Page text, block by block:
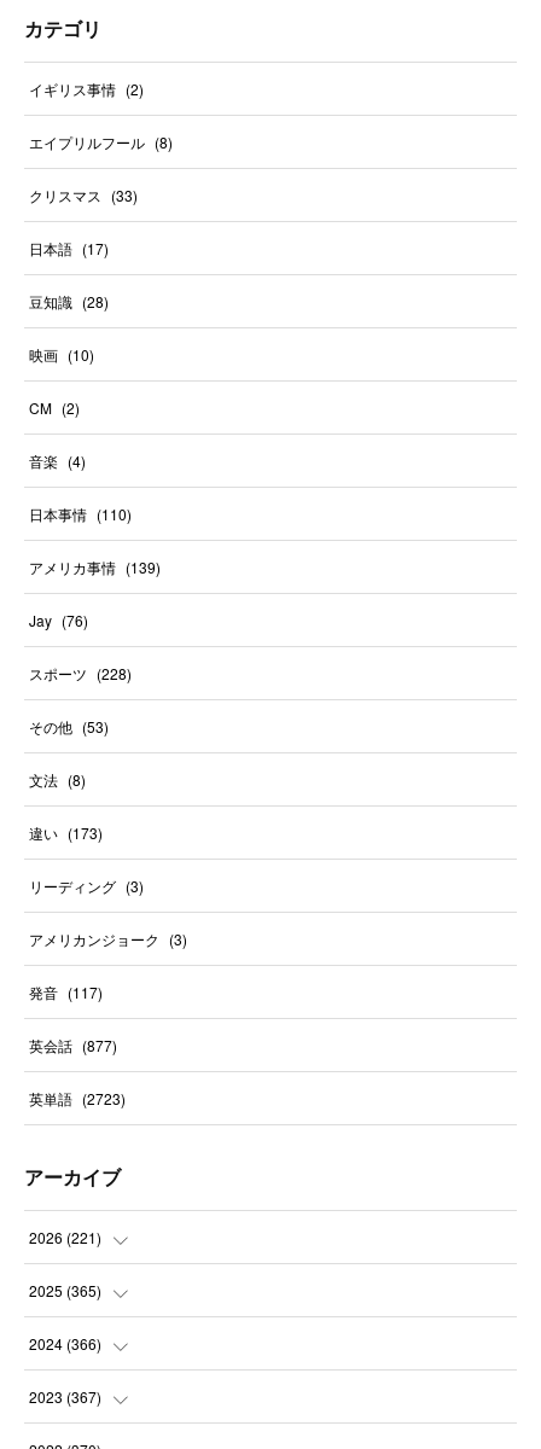
カテゴリ
イギリス事情 (2)
エイプリルフール (8)
クリスマス (33)
日本語 (17)
豆知識 (28)
映画 (10)
CM (2)
音楽 (4)
日本事情 (110)
アメリカ事情 (139)
Jay (76)
スポーツ (228)
その他 (53)
文法 (8)
違い (173)
リーディング (3)
アメリカンジョーク (3)
発音 (117)
英会話 (877)
英単語 (2723)
アーカイブ
2026 (221)
(10
(31
(30
(31
2025 (365)
(31
(30
(31
2024 (366)
(32
2023 (367)